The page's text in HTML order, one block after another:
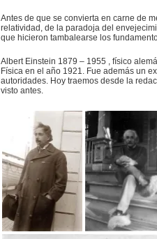
Antes de que se convierta en carne de
relatividad, de la paradoja del
que hicieron tambalearse los
Albert Einstein 1879 – 1955 , físico
Física en el año 1921. Fue además un
autoridades. Hoy traemos desde la
visto antes.